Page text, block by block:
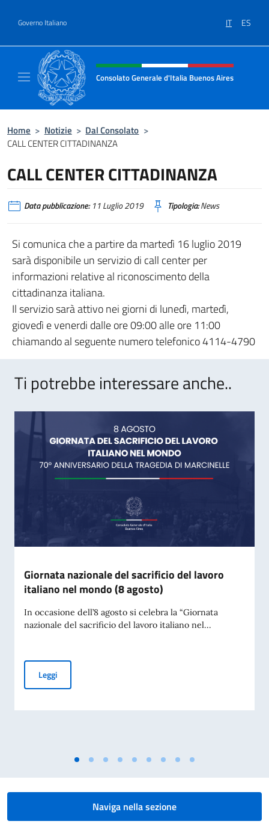
Governo Italiano IT ES
Intestazione sito, social e menù
Consolato Generale d'Italia Buenos Aires
Home > Notizie > Dal Consolato >
CALL CENTER CITTADINANZA
CALL CENTER CITTADINANZA
Data pubblicazione:11 Luglio 2019 Tipologia:News
Si comunica che a partire da martedì 16 luglio 2019
sarà disponibile un servizio di call center per
informazioni relative al riconoscimento della
cittadinanza italiana.
Il servizio sarà attivo nei giorni di lunedì, martedì,
giovedì e venerdi dalle ore 09:00 alle ore 11:00
chiamando al seguente numero telefonico 4114-4790
Ti potrebbe interessare anche..
Giornata nazionale del sacrificio del lavoro
italiano nel mondo (8 agosto)
In occasione dell’8 agosto si celebra la “Giornata
nazionale del sacrificio del lavoro italiano nel...
LeggiGiornata nazionale del sacrificio del lavoro italiano nel
Naviga nella sezione